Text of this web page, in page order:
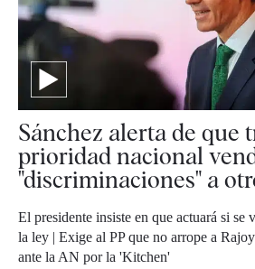
Sánchez alerta de que
prioridad nacional
"discriminaciones" a
El presidente insiste en que actuará si
la ley | Exige al PP que no arrope a
ante la AN por la 'Kitchen'